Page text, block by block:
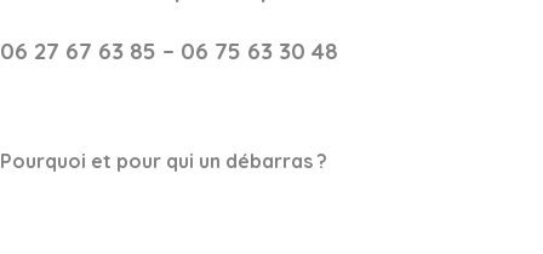
06 27 67 63 85 – 06 75 63 30 48
Pourquoi et pour qui un débarras ?